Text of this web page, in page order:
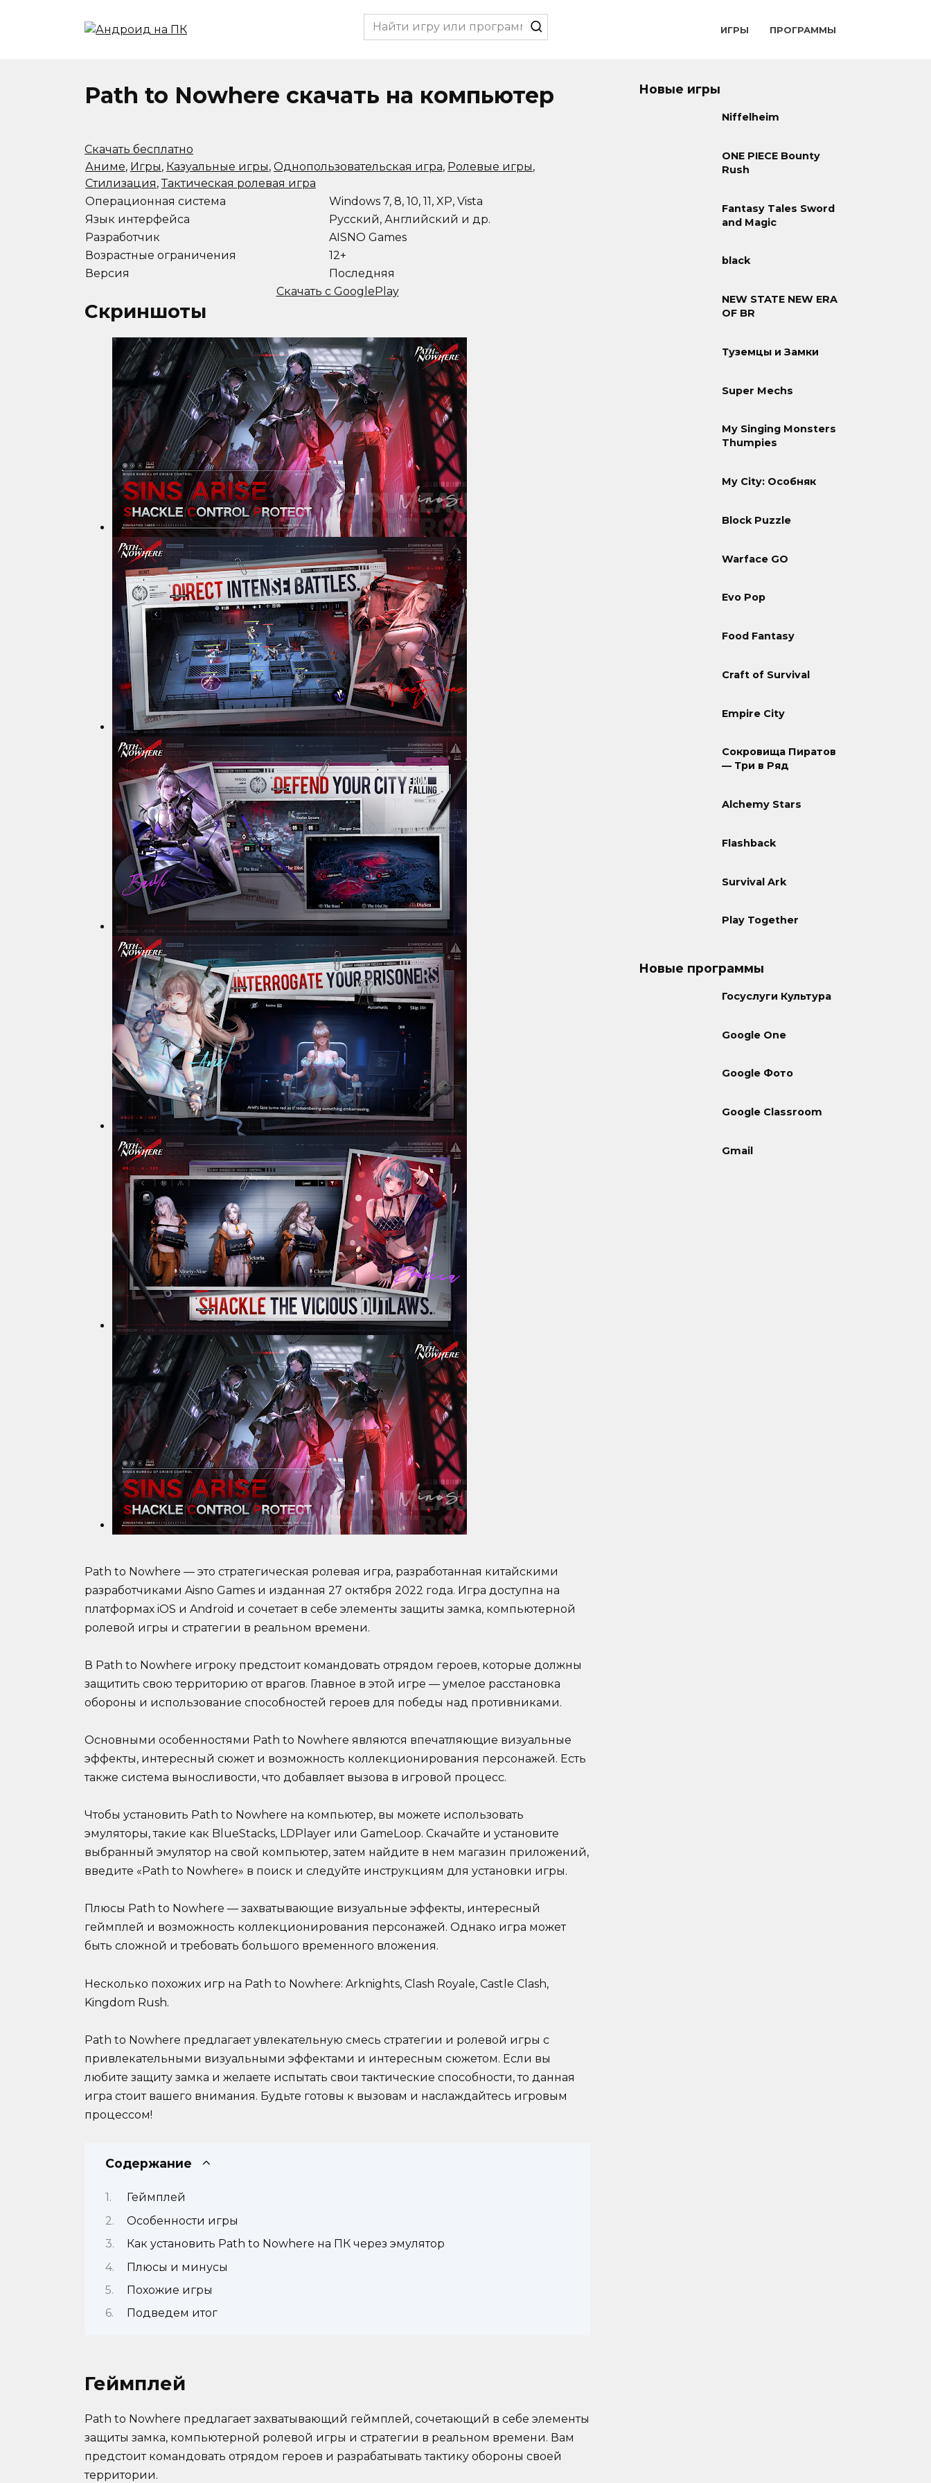
Search
for:
ИГРЫ ПРОГРАММЫ
Path to Nowhere скачать на компьютер
Скачать бесплатно
Аниме, Игры, Казуальные игры, Однопользовательская игра, Ролевые игры,
Стилизация,Тактическая ролевая игра
Операционная система
Windows 7, 8, 10, 11, XP, Vista
Язык интерфейса
Русский, Английский и др.
Разработчик
AISNO Games
Возрастные ограничения
12+
Версия
Последняя
Скачать с GooglePlay
Скриншоты
Path to Nowhere — это стратегическая ролевая игра, разработанная китайскими
разработчиками Aisno Games и изданная 27 октября 2022 года. Игра доступна на
платформах iOS и Android и сочетает в себе элементы защиты замка, компьютерной
ролевой игры и стратегии в реальном времени.
В Path to Nowhere игроку предстоит командовать отрядом героев, которые должны
защитить свою территорию от врагов. Главное в этой игре — умелое расстановка
обороны и использование способностей героев для победы над противниками.
Основными особенностями Path to Nowhere являются впечатляющие визуальные
эффекты, интересный сюжет и возможность коллекционирования персонажей. Есть
также система выносливости, что добавляет вызова в игровой процесс.
Чтобы установить Path to Nowhere на компьютер, вы можете использовать
эмуляторы, такие как BlueStacks, LDPlayer или GameLoop. Скачайте и установите
выбранный эмулятор на свой компьютер, затем найдите в нем магазин приложений,
введите «Path to Nowhere» в поиск и следуйте инструкциям для установки игры.
Плюсы Path to Nowhere — захватывающие визуальные эффекты, интересный
геймплей и возможность коллекционирования персонажей. Однако игра может
быть сложной и требовать большого временного вложения.
Несколько похожих игр на Path to Nowhere: Arknights, Clash Royale, Castle Clash,
Kingdom Rush.
Path to Nowhere предлагает увлекательную смесь стратегии и ролевой игры с
привлекательными визуальными эффектами и интересным сюжетом. Если вы
любите защиту замка и желаете испытать свои тактические способности, то данная
игра стоит вашего внимания. Будьте готовы к вызовам и наслаждайтесь игровым
процессом!
Содержание
Геймплей
Особенности игры
Как установить Path to Nowhere на ПК через эмулятор
Плюсы и минусы
Похожие игры
Подведем итог
Геймплей
Path to Nowhere предлагает захватывающий геймплей, сочетающий в себе элементы
защиты замка, компьютерной ролевой игры и стратегии в реальном времени. Вам
предстоит командовать отрядом героев и разрабатывать тактику обороны своей
территории.
Новые игры
Niffelheim
ONE PIECE Bounty
Rush
Fantasy Tales Sword
and Magic
black
NEW STATE NEW ERA
OF BR
Туземцы и Замки
Super Mechs
My Singing Monsters
Thumpies
My City: Особняк
Block Puzzle
Warface GO
Evo Pop
Food Fantasy
Craft of Survival
Empire City
Сокровища Пиратов
— Три в Ряд
Alchemy Stars
Flashback
Survival Ark
Play Together
Новые программы
Госуслуги Культура
Google One
Google Фото
Google Classroom
Gmail